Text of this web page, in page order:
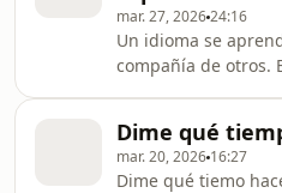
mar. 27, 202624:16
Un idioma se
compañía de otros.
PODCAST: https://
Dime qué
mar. 20, 2026 16:27
Dime qué tiemo